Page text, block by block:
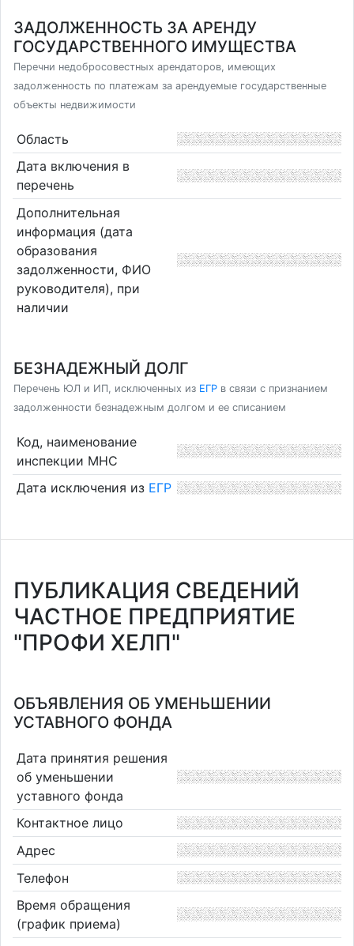
ЗАДОЛЖЕННОСТЬ ЗА АРЕНДУ
ГОСУДАРСТВЕННОГО ИМУЩЕСТВА
Перечни недобросовестных арендаторов, имеющих
задолженность по платежам за арендуемые государственные
объекты недвижимости
Область
Дата включения в
перечень
Дополнительная
информация (дата
образования
задолженности, ФИО
руководителя), при
наличии
БЕЗНАДЕЖНЫЙ ДОЛГ
Перечень ЮЛ и ИП, исключенных из ЕГР в связи с признанием
задолженности безнадежным долгом и ее списанием
Код, наименование
инспекции МНС
Дата исключения из ЕГР
ПУБЛИКАЦИЯ СВЕДЕНИЙ
ЧАСТНОЕ ПРЕДПРИЯТИЕ
"ПРОФИ ХЕЛП"
ОБЪЯВЛЕНИЯ ОБ УМЕНЬШЕНИИ
УСТАВНОГО ФОНДА
Дата принятия решения
об уменьшении
уставного фонда
Контактное лицо
Адрес
Телефон
Время обращения
(график приема)